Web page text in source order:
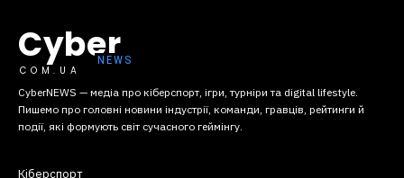
Cyber
COM.UA
CyberNEWS — медіа про кіберспорт, ігри, турніри та digital lifestyle.
Пишемо про головні новини індустрії, команди, гравців, рейтинги й
події, які формують світ сучасного геймінгу.
Кіберспорт